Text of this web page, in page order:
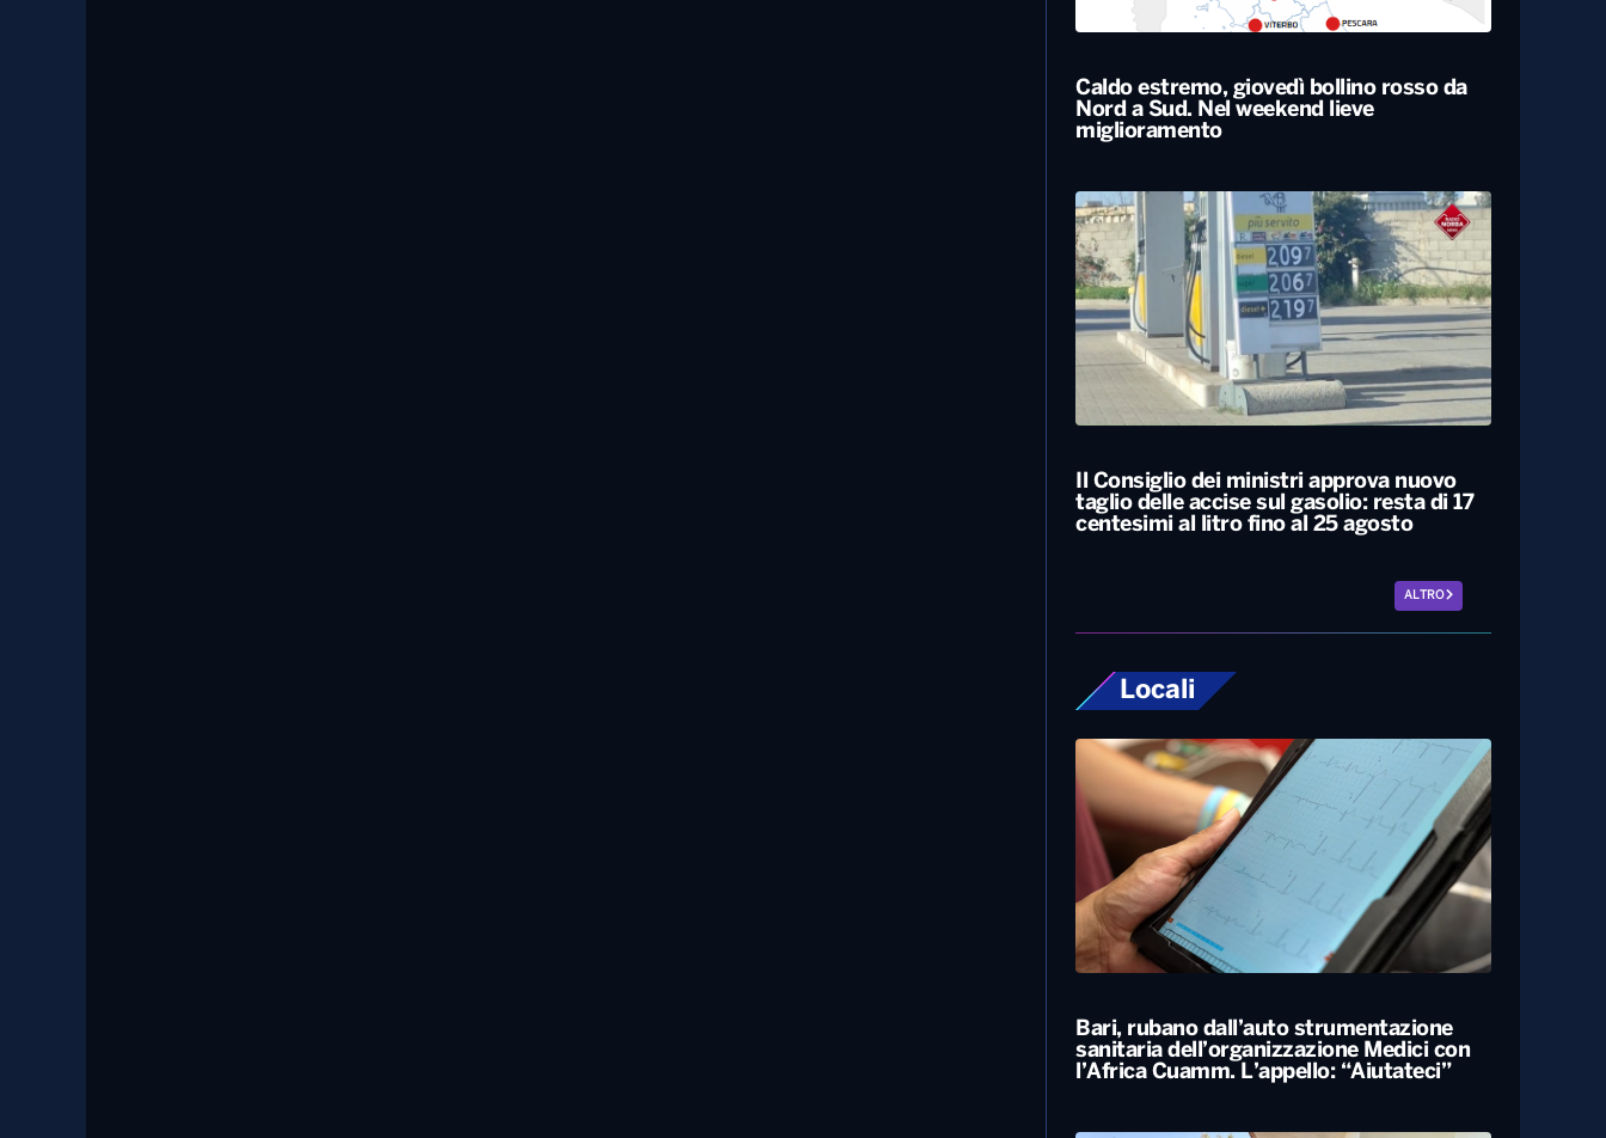
Caldo estremo, giovedì bollino rosso da
Nord a Sud. Nel weekend lieve
miglioramento
Il Consiglio dei ministri approva nuovo
taglio delle accise sul gasolio: resta di 17
centesimi al litro fino al 25 agosto
ALTRO
Locali
Bari, rubano dall’auto strumentazione
sanitaria dell’organizzazione Medici con
l’Africa Cuamm. L’appello: “Aiutateci”